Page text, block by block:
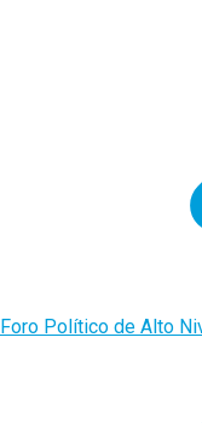
Foro Político de Alto